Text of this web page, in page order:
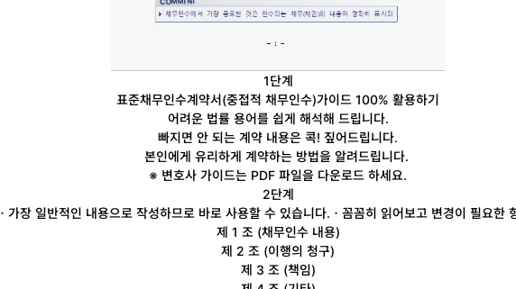
1단계
표준채무인수계약서(중접적 채무인수)가이드 100% 활용하기
어려운 법률 용어를 쉽게 해석해 드립니다.
빠지면 안 되는 계약 내용은 콕! 짚어드립니다.
본인에게 유리하게 계약하는 방법을 알려드립니다.
※ 변호사 가이드는 PDF 파일을 다운로드 하세요.
2단계
ㆍ가장 일반적인 내용으로 작성하므로 바로 사용할 수 있습니다. ㆍ꼼꼼히 읽어보고 변경이 필요한
제 1 조 (채무인수 내용)
제 2 조 (이행의 청구)
제 3 조 (책임)